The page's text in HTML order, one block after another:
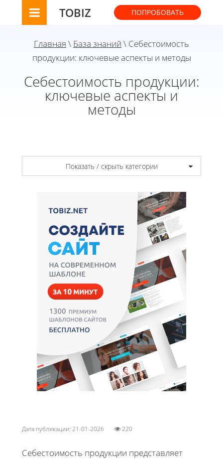
TOBIZ ПОПРОБОВАТЬ
Главная \ База знаний \ Себестоимость
продукции: ключевые аспекты и методы
Себестоимость продукции:
ключевые аспекты и
методы
Показать / скрыть категории
Дата публикации: 21-01-2026 220
Себестоимость продукции представляет